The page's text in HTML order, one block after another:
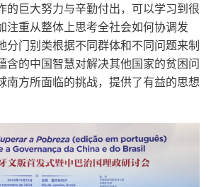
的巨大努力与辛勤付出，可以学习到很
注重从整体上思考全社会如何协调发
分门别类根据不同群体和不同问题来制
含的中国智慧对解决其他国家的贫困问
南方所面临的挑战，提供了有益的思想